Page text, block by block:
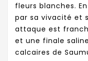
fleurs blanches.
par sa vivacité et
attaque est
et une finale
calcaires de